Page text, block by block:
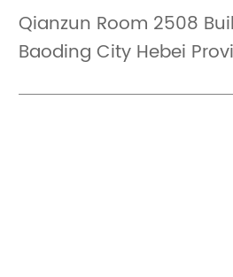
Qianzun Room 2508
Baoding City Hebei